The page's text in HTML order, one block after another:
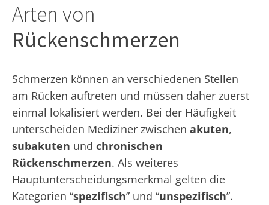
Arten von
Rückenschmerzen
Schmerzen können an verschiedenen Stellen
am Rücken auftreten und müssen daher zuerst
einmal lokalisiert werden. Bei der Häufigkeit
unterscheiden Mediziner zwischen akuten,
subakuten und chronischen
Rückenschmerzen. Als weiteres
Hauptunterscheidungsmerkmal gelten die
Kategorien “spezifisch” und “unspezifisch”.